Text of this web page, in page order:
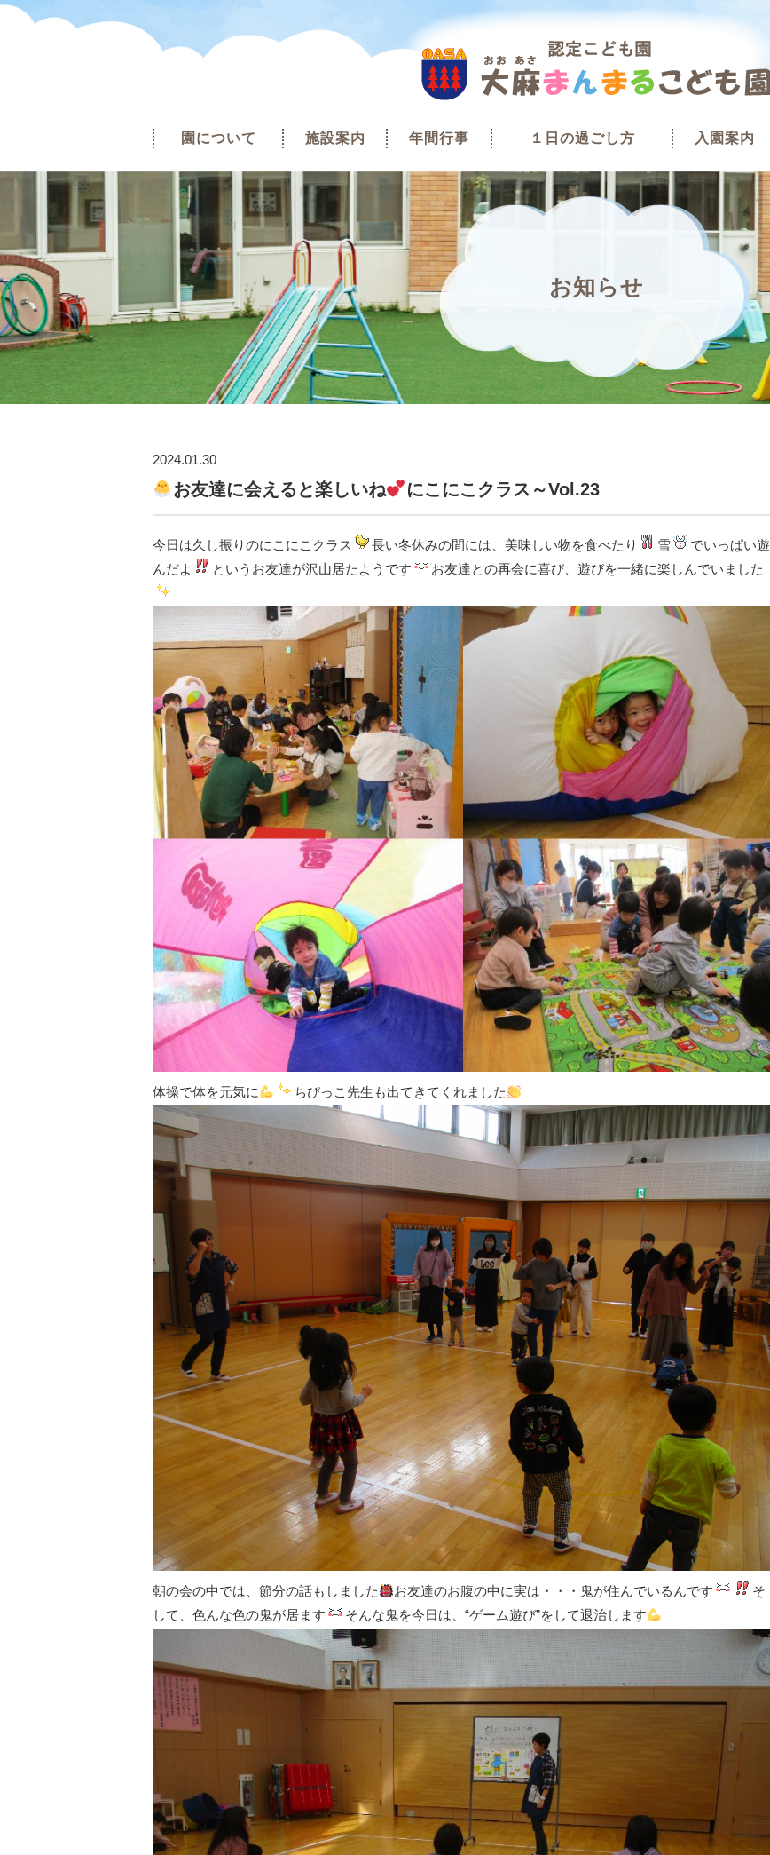
園について 施設案内 年間行事 １日の過ごし方 入園案内
お知らせ
2024.01.30
お友達に会えると楽しいね にこにこクラス～Vol.23
今日は久し振りのにこにこクラス 長い冬休みの間には、美味しい物を食べたり 雪
でいっぱい遊
んだよ
というお友達が沢山居たようです お友達との再会に喜び、遊びを一緒に楽しんでいました
体操で体を元気に ちびっこ先生も出てきてくれました
朝の会の中では、節分の話もしました お友達のお腹の中に実は・・・鬼が住んでいるんです
そ
して、色んな色の鬼が居ます
そんな鬼を今日は、“ゲーム遊び”をして退治します